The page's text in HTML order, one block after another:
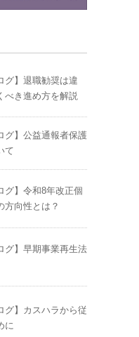
グ】退職勧奨は違
べき進め方を解説
グ】公益通報者保護
て
グ】令和8年改正個
方向性とは？
グ】早期事業再生法
グ】カスハラから従
に